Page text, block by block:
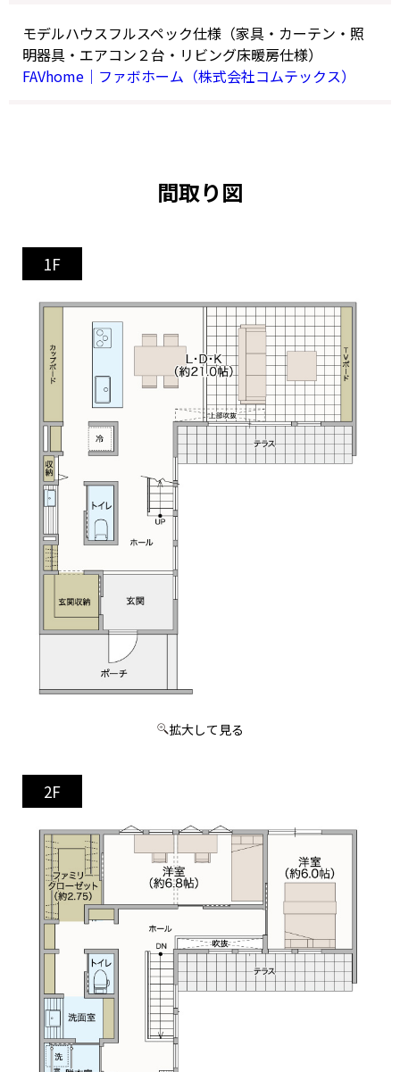
モデルハウスフルスペック仕様（家具・カーテン・照
明器具・エアコン２台・リビング床暖房仕様）
FAVhome｜ファボホーム（株式会社コムテックス）
間取り図
1F
拡大して見る
2F